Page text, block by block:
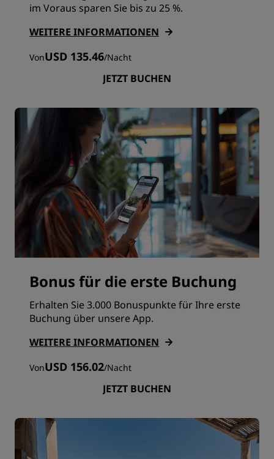
im Voraus sparen Sie bis zu 25 %.
WEITERE INFORMATIONEN
VonUSD 135.46/Nacht
JETZT BUCHEN
Bonus für die erste Buchung
Erhalten Sie 3.000 Bonuspunkte für Ihre erste
Buchung über unsere App.
WEITERE INFORMATIONEN
VonUSD 156.02/Nacht
JETZT BUCHEN